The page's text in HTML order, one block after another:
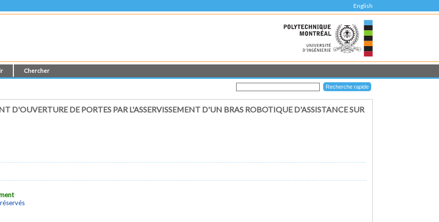
English
Chercher
D'OUVERTURE DE PORTES PAR L'ASSERVISSEMENT D'UN BRAS ROBOTIQUE D'ASSISTANCE SUR